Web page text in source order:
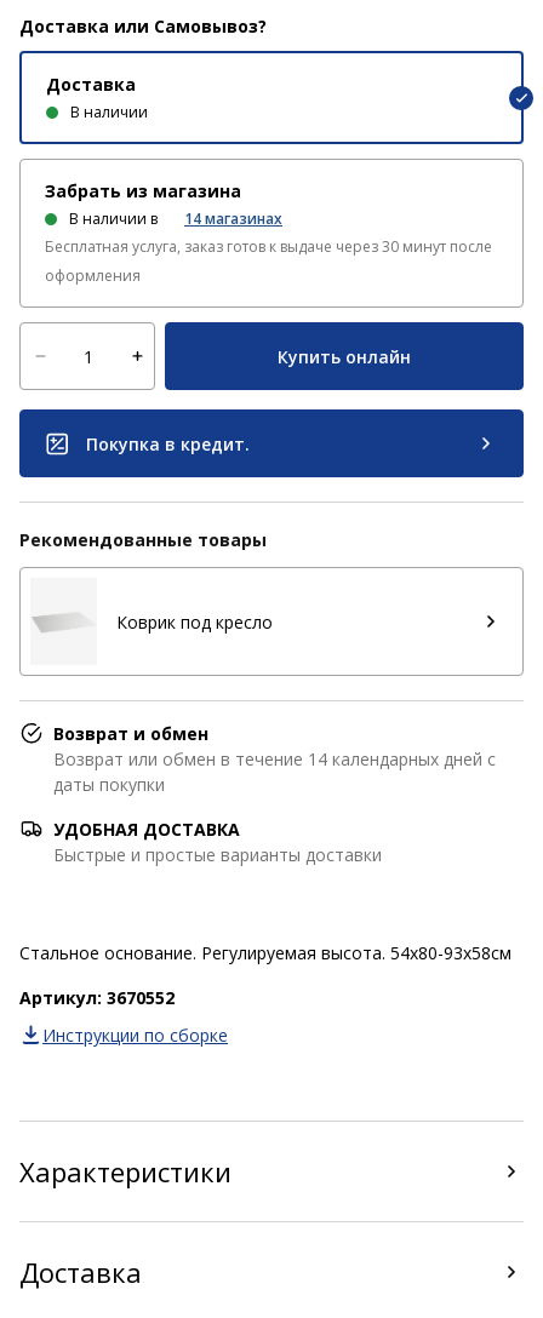
Доставка или Самовывоз?
Доставка
В наличии
Забрать из магазина
В наличии в 14магазинах
Бесплатная услуга, заказ готов к выдаче через 30 минут после
оформления
Купить онлайн
Покупка в кредит.
Рекомендованные товары
Коврик под кресло
Возврат и обмен
Возврат или обмен в течение 14 календарных дней с
даты покупки
УДОБНАЯ ДОСТАВКА
Быстрые и простые варианты доставки
Стальное основание. Регулируемая высота. 54x80-93x58см
Артикул: 3670552
Инструкции по сборке
Характеристики
Доставка